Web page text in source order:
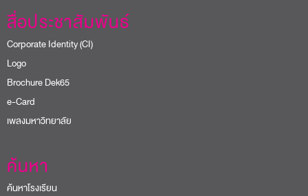
สื่อประชาสัมพันธ์
Corporate Identity (CI)
Logo
Brochure Dek65
e-Card
เพลงมหาวิทยาลัย
ค้นหา
ค้นหาโรงเรียน